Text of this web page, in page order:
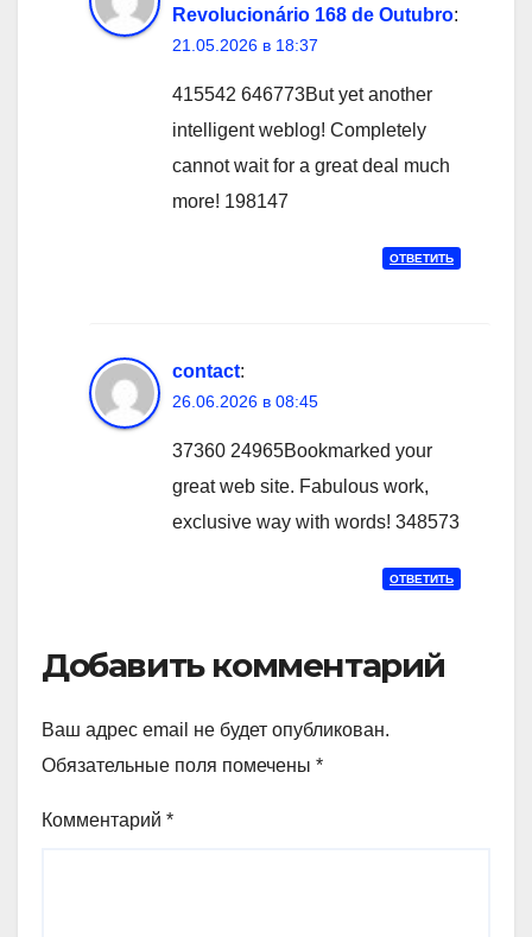
Revolucionário 168 de Outubro:
21.05.2026 в 18:37
415542 646773But yet another
intelligent weblog! Completely
cannot wait for a great deal much
more! 198147
ОТВЕТИТЬ
contact:
26.06.2026 в 08:45
37360 24965Bookmarked your
great web site. Fabulous work,
exclusive way with words! 348573
ОТВЕТИТЬ
Добавить комментарий
Ваш адрес email не будет опубликован.
Обязательные поля помечены *
Комментарий *